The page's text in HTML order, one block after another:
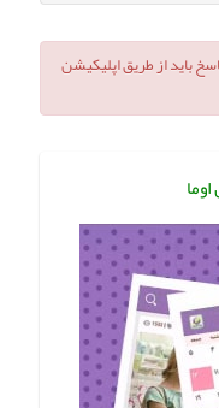
باید از طریق اپلیکیشن